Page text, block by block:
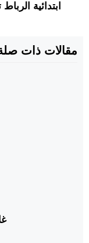
ابتدائية
مقالات ذات